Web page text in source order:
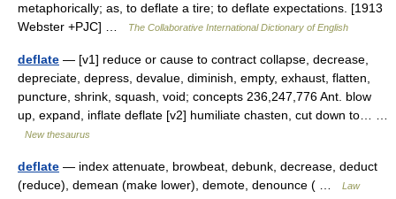
metaphorically; as, to deflate a tire; to deflate expectations. [1913
Webster +PJC] …
The Collaborative International Dictionary of English
deflate — [v1] reduce or cause to contract collapse, decrease,
depreciate, depress, devalue, diminish, empty, exhaust, flatten,
puncture, shrink, squash, void; concepts 236,247,776 Ant. blow
up, expand, inflate deflate [v2] humiliate chasten, cut down to… …
New thesaurus
deflate — index attenuate, browbeat, debunk, decrease, deduct
(reduce), demean (make lower), demote, denounce ( …
Law